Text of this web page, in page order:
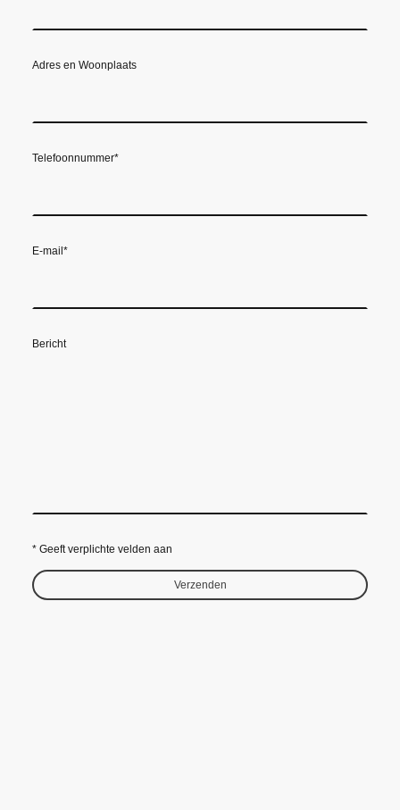
Adres en Woonplaats
Telefoonnummer*
E-mail*
Bericht
* Geeft verplichte velden aan
Verzenden